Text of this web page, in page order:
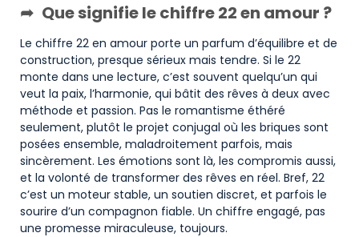
Que signifie le chiffre 22 en amour ?
Le chiffre 22 en amour porte un parfum d’équilibre et de
construction, presque sérieux mais tendre. Si le 22
monte dans une lecture, c’est souvent quelqu’un qui
veut la paix, l’harmonie, qui bâtit des rêves à deux avec
méthode et passion. Pas le romantisme éthéré
seulement, plutôt le projet conjugal où les briques sont
posées ensemble, maladroitement parfois, mais
sincèrement. Les émotions sont là, les compromis aussi,
et la volonté de transformer des rêves en réel. Bref, 22
c’est un moteur stable, un soutien discret, et parfois le
sourire d’un compagnon fiable. Un chiffre engagé, pas
une promesse miraculeuse, toujours.